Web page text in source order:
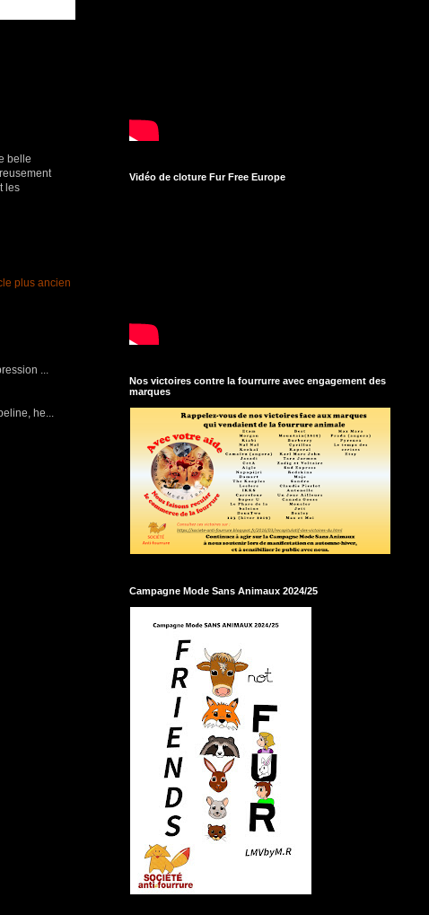
belle
les
plus ancien
...
he...
Vidéo de cloture Fur Free Europe
Nos victoires contre la fourrurre avec engagement des
marques
Campagne Mode Sans Animaux 2024/25